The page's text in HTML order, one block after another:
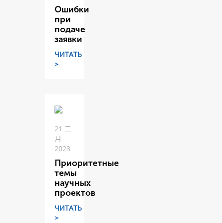
Ошибки
при
подаче
заявки
ЧИТАТЬ
>
21 二
月
2023
Приоритетные
темы
научных
проектов
ЧИТАТЬ
>